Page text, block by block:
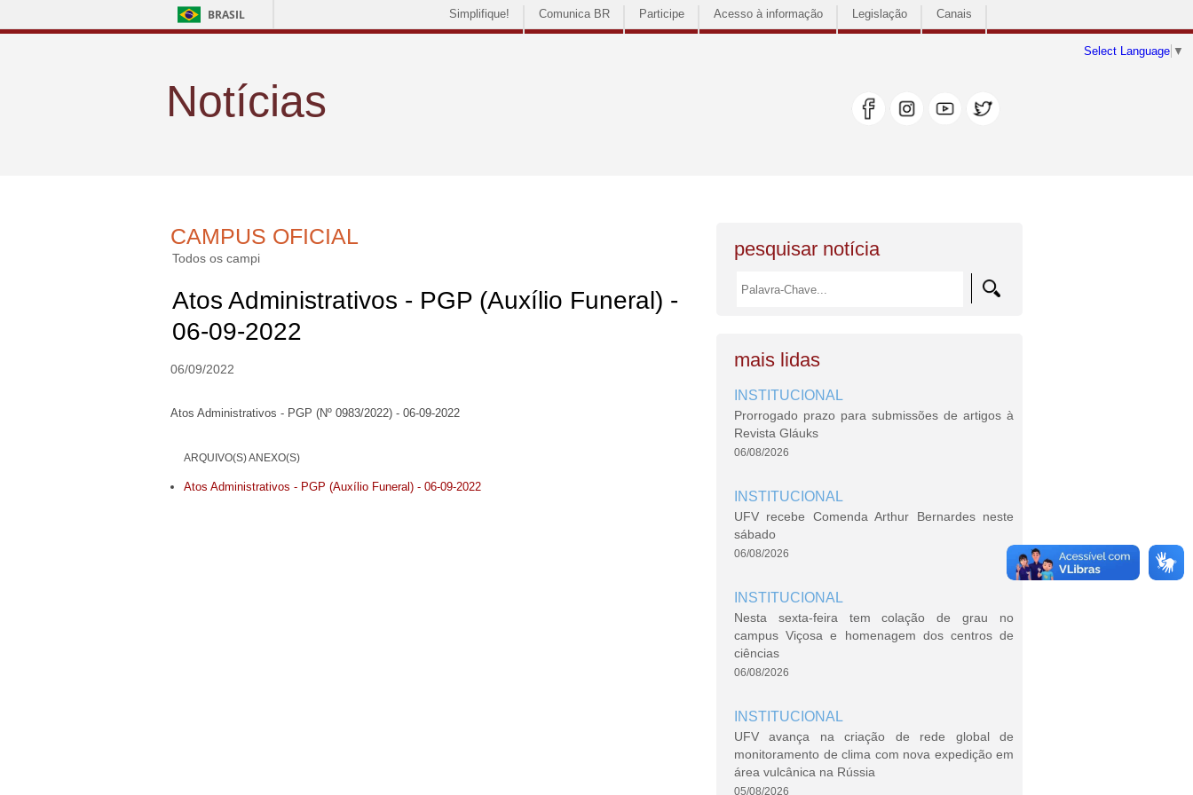
BRASIL Simplifique! Comunica BR Participe Acesso à informação Legislação Canais
Select Language ▼
Notícias
CAMPUS OFICIAL
Todos os campi
Atos Administrativos - PGP (Auxílio Funeral) -
06-09-2022
06/09/2022
Atos Administrativos - PGP (Nº 0983/2022) - 06-09-2022
ARQUIVO(S) ANEXO(S)
Atos Administrativos - PGP (Auxílio Funeral) - 06-09-2022
pesquisar notícia
mais lidas
INSTITUCIONAL
Prorrogado prazo para submissões de artigos à
Revista Gláuks
06/08/2026
INSTITUCIONAL
UFV recebe Comenda Arthur Bernardes neste
sábado
06/08/2026
INSTITUCIONAL
Nesta sexta-feira tem colação de grau no
campus Viçosa e homenagem dos centros de
ciências
06/08/2026
INSTITUCIONAL
UFV avança na criação de rede global de
monitoramento de clima com nova expedição em
área vulcânica na Rússia
05/08/2026